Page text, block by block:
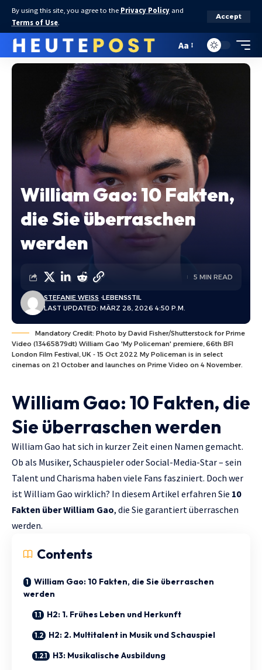
By using this site, you agree to the Privacy Policy and
Terms of Use.
Accept
Aa
William Gao: 10 Fakten,
die Sie überraschen
werden
LAST UPDATED: MÄRZ 28, 2026 4:50 P.M.
STEFANIE WEISS LEBENSSTIL
5 MIN READ
Mandatory Credit: Photo by David Fisher/Shutterstock for Prime
Video (13465879dt) William Gao 'My Policeman' premiere, 66th BFI
London Film Festival, UK - 15 Oct 2022 My Policeman is in select
cinemas on 21 October and launches on Prime Video on 4 November.
William Gao: 10 Fakten, die
Sie überraschen werden
William Gao hat sich in kurzer Zeit einen Namen gemacht.
Ob als Musiker, Schauspieler oder Social-Media-Star – sein
Talent und Charisma haben viele Fans fasziniert. Doch wer
ist William Gao wirklich? In diesem Artikel erfahren Sie 10
Fakten über William Gao, die Sie garantiert überraschen
werden.
Contents
William Gao: 10 Fakten, die Sie überraschen
werden
H2: 1. Frühes Leben und Herkunft
H2: 2. Multitalent in Musik und Schauspiel
H3: Musikalische Ausbildung